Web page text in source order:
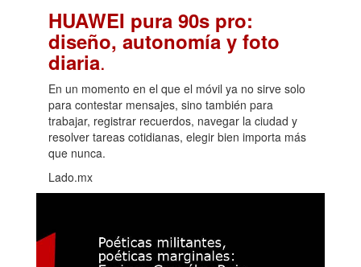
HUAWEI pura 90s pro:
diseño, autonomía y foto
diaria.
En un momento en el que el móvil ya no sirve solo
para contestar mensajes, sino también para
trabajar, registrar recuerdos, navegar la ciudad y
resolver tareas cotidianas, elegir bien importa más
que nunca.
Lado.mx